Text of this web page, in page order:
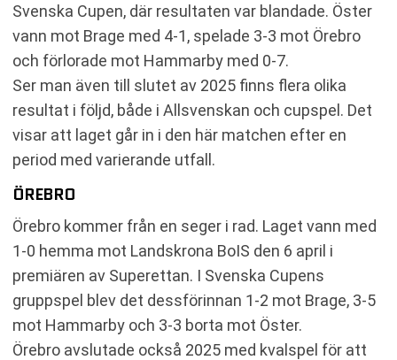
Svenska Cupen, där resultaten var blandade. Öster
vann mot Brage med 4-1, spelade 3-3 mot Örebro
och förlorade mot Hammarby med 0-7.
Ser man även till slutet av 2025 finns flera olika
resultat i följd, både i Allsvenskan och cupspel. Det
visar att laget går in i den här matchen efter en
period med varierande utfall.
ÖREBRO
Örebro kommer från en seger i rad. Laget vann med
1-0 hemma mot Landskrona BoIS den 6 april i
premiären av Superettan. I Svenska Cupens
gruppspel blev det dessförinnan 1-2 mot Brage, 3-5
mot Hammarby och 3-3 borta mot Öster.
Örebro avslutade också 2025 med kvalspel för att